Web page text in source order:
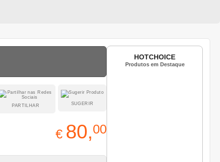
SUGERIR
PARTILHAR
€ 80,00
HOTCHOICE
Produtos em Destaque